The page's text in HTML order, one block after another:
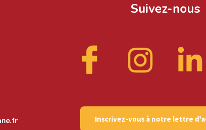
Suivez-nous
Inscrivez-vous à notre lettre